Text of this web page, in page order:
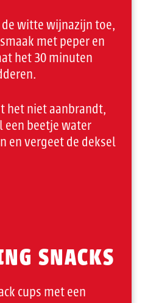
de witte wijnazijn toe,
met peper en
het 30 minuten
het niet aanbrandt,
een beetje water
en vergeet de deksel
SNACKS
cups met een